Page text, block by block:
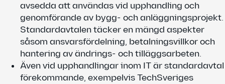
avsedda att användas vid upphandling och
genomförande av bygg- och anläggningsprojekt.
Standardavtalen täcker en mängd aspekter
såsom ansvarsfördelning, betalningsvillkor och
hantering av ändrings- och tilläggsarbeten.
Även vid upphandlingar inom IT är standardavtal
förekommande, exempelvis TechSveriges